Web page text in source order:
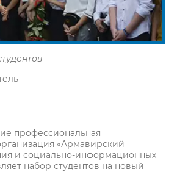
профессиональная
«Армавирский
и социально-информационных
набор студентов на новый